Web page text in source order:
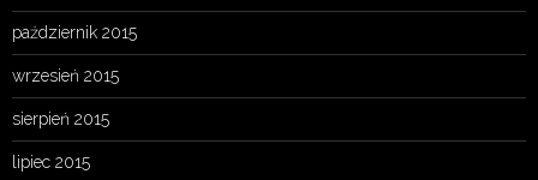
październik 2015
wrzesień 2015
sierpień 2015
lipiec 2015